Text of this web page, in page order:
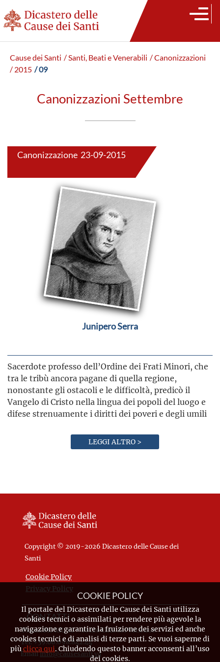
Cause dei Santi / Santi, Beati e Venerabili / Canonizzazioni
/ 2015 / 09
Canonizzazioni Settembre
Canonizzazione 23-09-2015
Junipero Serra
Sacerdote professo dell’Ordine dei Frati Minori, che
tra le tribù ancora pagane di quella regione,
nonostante gli ostacoli e le difficoltà, predicò il
Vangelo di Cristo nella lingua dei popoli del luogo e
difese strenuamente i diritti dei poveri e degli umili
LEGGI ALTRO >
Copyright © 2019-2026 Dicastero delle Cause dei
Santi
Cookie Policy
Privacy Policy
CONTATTI
Piazza Pio XII, 10 - 00120 Città del Vaticano
Tel. +39.06.698.842.44
Emailinfo@causesanti.va
COOKIE POLICY
Il portale del Dicastero delle Cause dei Santi utilizza
cookies tecnici o assimilati per rendere più agevole la
navigazione e garantire la fruizione dei servizi ed anche
cookies tecnici e di analisi di terze parti. Se vuoi saperne di
piùclicca qui. Chiudendo questo banner acconsenti all’uso
dei cookies.